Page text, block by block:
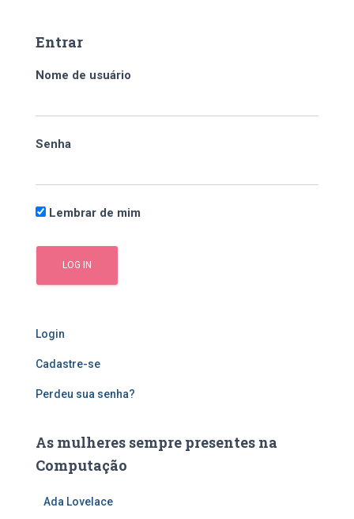
i
a
p
r
Entrar
Nome de usuário
Senha
Lembrar de mim
Login
Cadastre-se
Perdeu sua senha?
As mulheres sempre presentes na
Computação
Ada Lovelace